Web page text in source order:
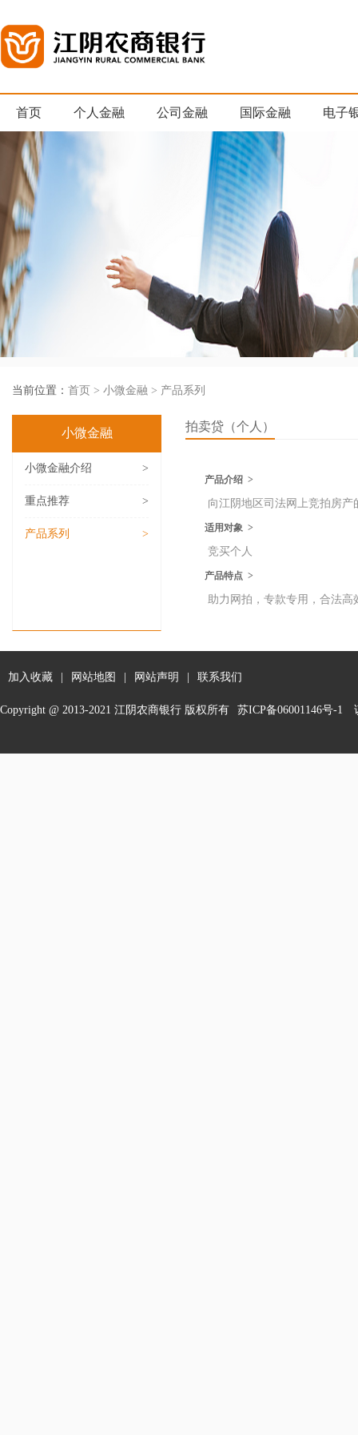
首页 个人金融 公司金融 国际金融 电子
当前位置： 首页 > 小微金融 > 产品系列
小微金融
小微金融介绍 >
重点推荐 >
产品系列 >
拍卖贷（个人）
产品介绍 >
向江阴地区司法网上竞拍房产
适用对象 >
竞买个人
产品特点 >
助力网拍，专款专用，合法高
加入收藏 网站地图 网站声明 联系我们
Copyright @ 2013-2021 江阴农商银行 版权所有 苏ICP备06001146号-1